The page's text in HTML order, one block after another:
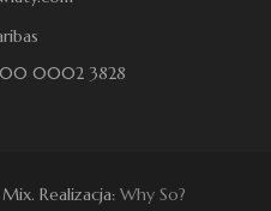
0002 3828
Realizacja: Why So?